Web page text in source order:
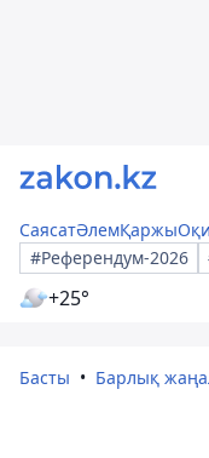
СаясатӘлемҚаржы
#Референдум-2026
+25°
Басты Барлық